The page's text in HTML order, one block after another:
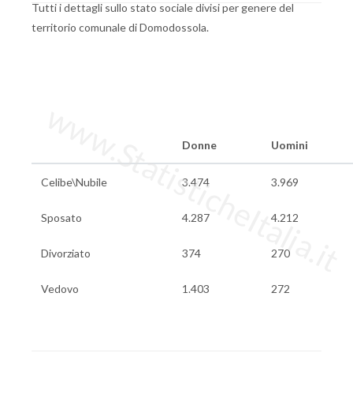
Tutti i dettagli sullo stato sociale divisi per genere del
territorio comunale di Domodossola.
Donne Uomini
Celibe\Nubile 3.474 3.969
Sposato 4.287 4.212
Divorziato 374 270
Vedovo 1.403 272
www.StatisticheItalia.it